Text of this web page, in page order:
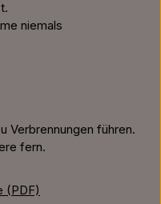
niemals
Verbrennungen führen.
fern.
(PDF)